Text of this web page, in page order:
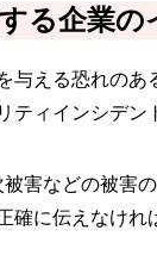
る企業の
与える恐れの
ティインシデ
害などの被害
確に伝えなけれ